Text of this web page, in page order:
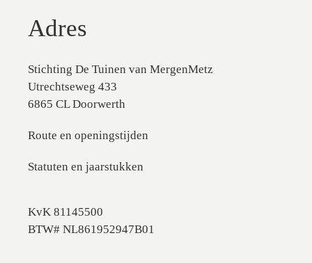
Adres
Stichting De Tuinen van MergenMetz
Utrechtseweg 433
6865 CL Doorwerth
Route en openingstijden
Statuten en jaarstukken
KvK 81145500
BTW# NL861952947B01